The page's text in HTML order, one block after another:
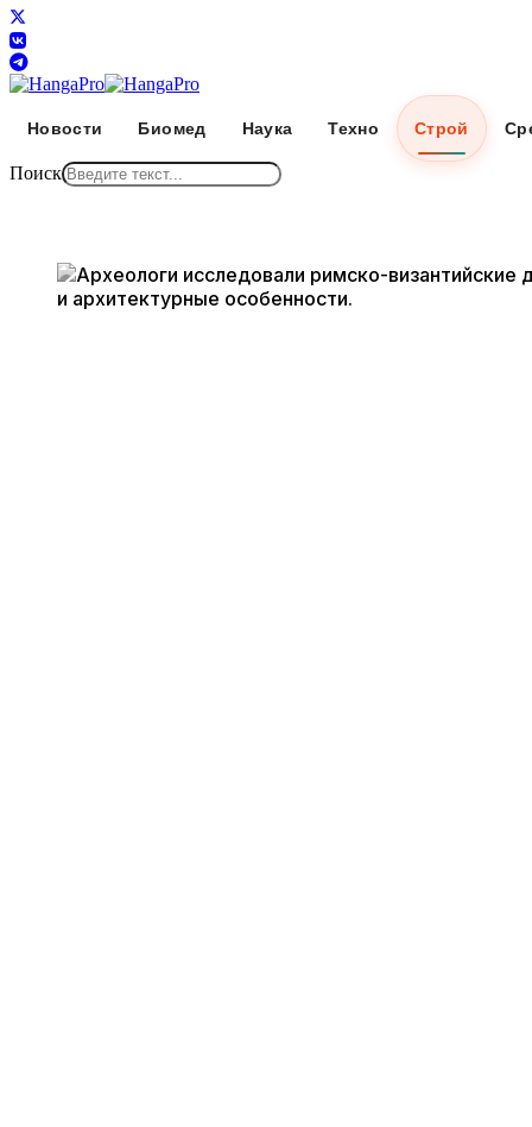
Новости Биомед Наука Техно Строй
Поиск